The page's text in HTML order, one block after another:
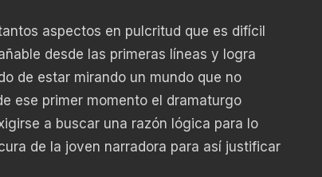
aspectos en pulcritud que es difícil
desde las primeras líneas y logra
de estar mirando un mundo que no
ese primer momento el dramaturgo
a buscar una razón lógica para lo
de la joven narradora para así justificar